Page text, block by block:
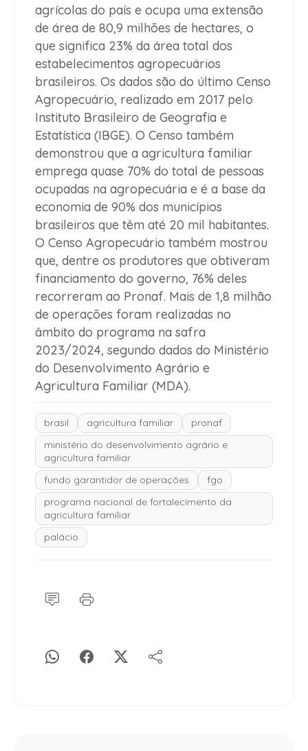
agrícolas do país e ocupa uma extensão
de área de 80,9 milhões de hectares, o
que significa 23% da área total dos
estabelecimentos agropecuários
brasileiros. Os dados são do último Censo
Agropecuário, realizado em 2017 pelo
Instituto Brasileiro de Geografia e
Estatística (IBGE). O Censo também
demonstrou que a agricultura familiar
emprega quase 70% do total de pessoas
ocupadas na agropecuária e é a base da
economia de 90% dos municípios
brasileiros que têm até 20 mil habitantes.
O Censo Agropecuário também mostrou
que, dentre os produtores que obtiveram
financiamento do governo, 76% deles
recorreram ao Pronaf. Mais de 1,8 milhão
de operações foram realizadas no
âmbito do programa na safra
2023/2024, segundo dados do Ministério
do Desenvolvimento Agrário e
Agricultura Familiar (MDA).
brasil agricultura familiar
pronaf
ministério do desenvolvimento agrário e
agricultura familiar
fundo garantidor de operações
fgo
programa nacional de fortalecimento da
agricultura familiar
palácio